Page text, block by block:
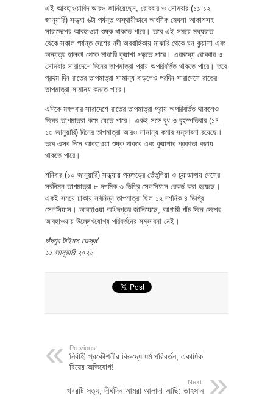
এই আবহাওয়াবিদ আরও জানিয়েছেন, রোববার ও সোমবার (১১-১২
জানুয়ারি) সন্ধ্যা ৬টা পর্যন্ত অস্থায়ীভাবে আংশিক মেঘলা আকাশসহ
সারাদেশের আবহাওয়া শুষ্ক থাকতে পারে। তবে এই সময়ে মধ্যরাত
থেকে সকাল পর্যন্ত দেশের নদী অববাহিকায় মাঝারি থেকে ঘন কুয়াশা এবং
অন্যত্র হালকা থেকে মাঝারি কুয়াশা পড়তে পারে। এরমধ্যে রোববার ও
সোমবার সারাদেশে দিনের তাপমাত্রা প্রায় অপরিবর্তিত থাকতে পারে। তবে
প্রথম দিন রাতের তাপমাত্রা সামান্য বাড়লেও পরদিন সারাদেশে রাতের
তাপমাত্রা সামান্য কমতে পারে।
এদিকে মঙ্গলবার সারাদেশে রাতের তাপমাত্রা প্রায় অপরিবর্তিত থাকলেও
দিনের তাপমাত্রা কমে যেতে পারে। একই সঙ্গে বুধ ও বৃহস্পতিবার (১৪–
১৫ জানুয়ারি) দিনের তাপমাত্রা আরও সামান্য কমার সম্ভাবনা রয়েছে।
তবে এসব দিনে আবহাওয়া শুষ্ক থাকবে এবং কুয়াশার প্রবণতা বজায়
থাকতে পারে।
শনিবার (১০ জানুয়ারি) সন্ধ্যায় পঞ্চগড়ের তেঁতুলিয়া ও চুয়াডাঙ্গায় দেশের
সর্বনিম্ন তাপমাত্রা ৮ দশমিক ৩ ডিগ্রি সেলসিয়াস রেকর্ড করা হয়েছে।
একই সময়ে ঢাকায় সর্বনিম্ন তাপমাত্রা ছিল ১২ দশমিক ৪ ডিগ্রি
সেলসিয়াস। আবহাওয়া অধিদপ্তর জানিয়েছে, আগামী পাঁচ দিনে দেশের
আবহাওয়ায় উল্লেখযোগ্য পরিবর্তনের সম্ভাবনা নেই।
চাঁদপুর টাইমস ডেস্ক/
১১ জানুয়ারি ২০২৬
Previous:
নির্বাহী প্রকৌশলীর বিরুদ্ধে ধর্ম পরিবর্তন, একাধিক
বিয়ের অভিযোগ!
Next:
খবরটি সত্য, দীর্ঘদিন আমরা আলাদা আছি: তাহসান